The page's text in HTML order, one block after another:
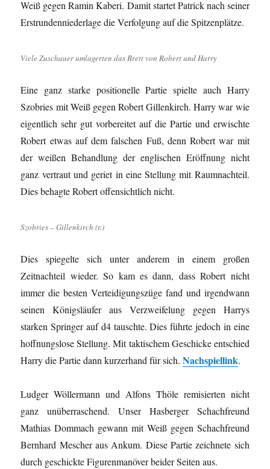
Weiß gegen Ramin Kaberi. Damit startet Patrick nach seiner
Erstrundenniederlage die Verfolgung auf die Spitzenplätze.
Viele Zuschauer umlagerten das Brett von Robert und Harry
Eine ganz starke positionelle Partie spielte auch Harry
Szobries mit Weiß gegen Robert Gillenkirch. Harry war wie
eigentlich sehr gut vorbereitet auf die Partie und erwischte
Robert etwas auf dem falschen Fuß, denn Robert war mit
der weißen Behandlung der englischen Eröffnung nicht
ganz vertraut und geriet in eine Stellung mit Raumnachteil.
Dies behagte Robert offensichtlich nicht.
Szobries – Gillenkirch (r.)
Dies spiegelte sich unter anderem in einem großen
Zeitnachteil wieder. So kam es dann, dass Robert nicht
immer die besten Verteidigungszüge fand und irgendwann
seinen Königsläufer aus Verzweifelung gegen Harrys
starken Springer auf d4 tauschte. Dies führte jedoch in eine
hoffnungslose Stellung. Mit taktischem Geschicke entschied
Harry die Partie dann kurzerhand für sich.Nachspiellink.
Ludger Wöllermann und Alfons Thöle remisierten nicht
ganz unüberraschend. Unser Hasberger Schachfreund
Mathias Dommach gewann mit Weiß gegen Schachfreund
Bernhard Mescher aus Ankum. Diese Partie zeichnete sich
durch geschickte Figurenmanöver beider Seiten aus.